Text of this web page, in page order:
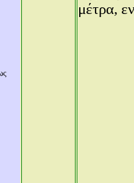
μέτρα,